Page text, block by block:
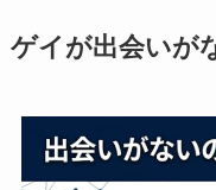
ゲイが出会いが